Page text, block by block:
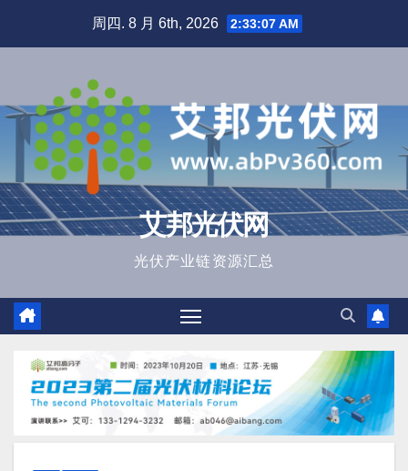
周四. 8 月 6th, 2026 2:33:08 AM
艾邦光伏网
光伏产业链资源汇总